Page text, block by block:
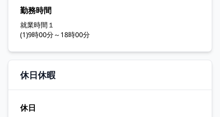
勤務時間
就業時間１
(1)9時00分～18時00分
休日休暇
休日